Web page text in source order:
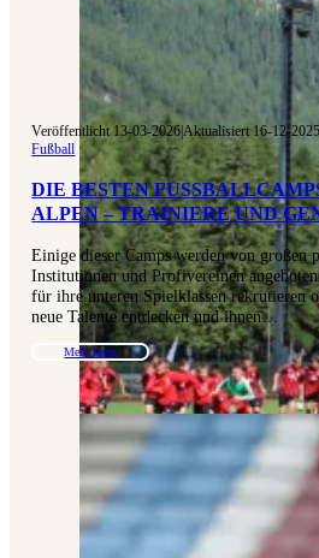
Veröffentlicht 13-03-2026|Aktualisiert 16-12-2025
Fußball
DIE BESTEN FUSSBALLCAMPS
LPEN – TRAINIERE UND
Einige dieser Camps werden von großen
Institutionen und Profivereinen
für ihre unteren Spielklassen rekrutieren
neue Talente entdecken und ihnen…
Mehr lesen